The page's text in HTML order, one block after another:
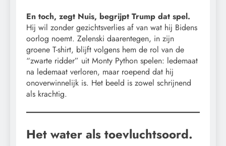
En toch, zegt Nuis, begrijpt Trump dat spel.
Hij wil zonder gezichtsverlies af van wat hij Bidens
oorlog noemt. Zelenski daarentegen, in zijn
groene T-shirt, blijft volgens hem de rol van de
“zwarte ridder” uit Monty Python spelen: ledemaat
na ledemaat verloren, maar roepend dat hij
onoverwinnelijk is. Het beeld is zowel schrijnend
als krachtig.
Het water als toevluchtsoord.